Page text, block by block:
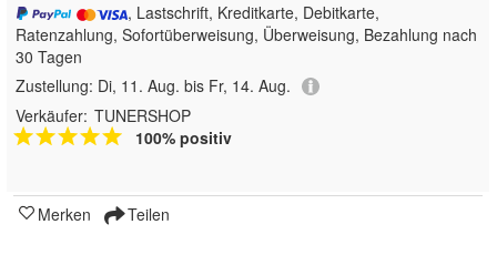
, Lastschrift, Kreditkarte, Debitkarte,
Ratenzahlung, Sofortüberweisung, Überweisung, Bezahlung nach
30 Tagen
Zustellung: Di, 11. Aug. bis Fr, 14. Aug.
Verkäufer: TUNERSHOP
100% positiv
Merken Teilen